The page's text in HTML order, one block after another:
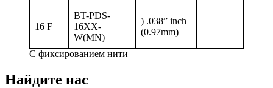
16 F
BT-PDS-
16XX-
W(MN)
) .038” inch
(0.97mm)
С фиксированием нити
Найдите нас